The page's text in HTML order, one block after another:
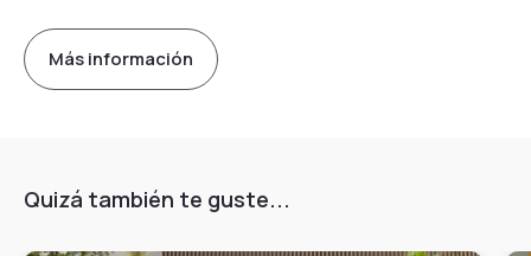
Más información
Quizá también te guste...